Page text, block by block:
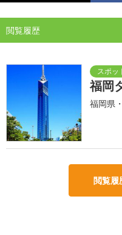
閲覧履歴
福岡
福岡県
閲覧履